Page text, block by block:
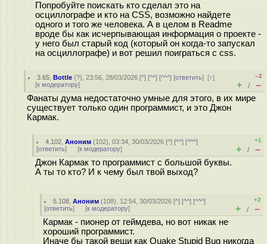
Попробуйте поискать кто сделал это на
осциллографе и кто на CSS, возможно найдете
одного и того же человека. А в целом в Readme
вроде бы как исчерпывающая информация о проекте -
у него был старый код (который он когда-то запускал
на осциллографе) и вот решил поиграться с css.
3.65 ,Bottle (?), 23:56, 28/03/2026 [^] [^^] [^^^] [ответить][↑]
[к модератору]
–2
+ / –
Фанаты дума недостаточно умные для этого, в их мире
существует только один программист, и это Джон
Кармак.
4.102 ,Аноним (102), 03:34, 30/03/2026 [^] [^^] [^^^]
[ответить] [к модератору]
+1
+ / –
Джон Кармак то программист с большой буквы.
А ты то кто? И к чему был твой выход?
5.108 ,Аноним (108), 12:54, 30/03/2026 [^] [^^] [^^^]
[ответить] [к модератору]
+2
+ / –
Кармак - пионер от геймдева, но вот никак не
хороший программист.
Иначе бы такой вещи как Quake Stupid Bug никогда